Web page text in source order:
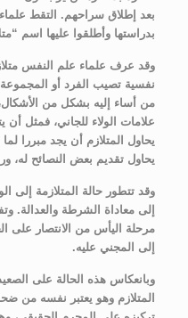
بعد إطلاق سراحهم. التقط
بدراستها وأطلقوا عليها اسم
وقد عرف علماء علم النفس
نفسية تصيب الفرد أو
من أساء إليه بشكل من
علامات الولاء للجاني، فمثل
يحاول المتلازم أن يجد مبررا
يحاول تقديم بعض النصائح له،
وقد تتطور حالة المتلازمة إلى
إلى معاداة الشرطة والعدالة.
مرحلة اليأس من الانتصار على
إلى المجني عليه.
وبانعكاس هذه الحالة على
المتلازم وهو يعتبر نفسه من